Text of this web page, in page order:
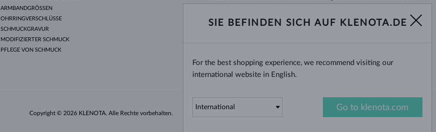
ARMBANDGRÖSSEN
OHRRINGVERSCHLÜSSE
SCHMUCKGRAVUR
MODIFIZIERTER SCHMUCK
PFLEGE VON SCHMUCK
kein Sonderangebot mehr!
Ja, ich möchte interessanteNeuigkeiten per E-Mail erhalten.
Copyright © 2026 KLENOTA. Alle Rechte vorbehalten.
SIE BEFINDEN SICH AUF KLENOTA.DE
For the best shopping experience, we recommend visiting our
international website in English.
Go to klenota.com